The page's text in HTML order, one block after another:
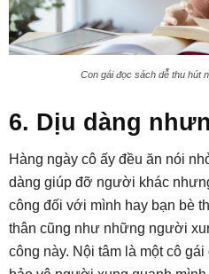
Con gái đọc sách dễ thu hút
6. Dịu dàng
Hàng ngày cô ấy đều ăn nói
dàng giúp đỡ người khác
công đối với mình hay bạn bè
thân cũng như những người
công này. Nội tâm là một cô